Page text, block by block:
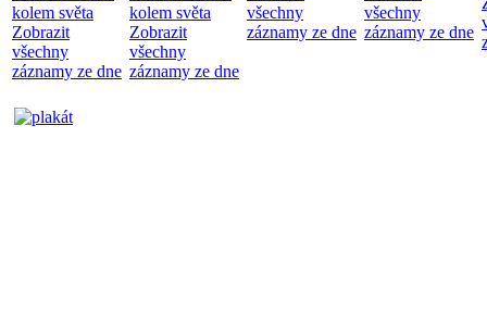
kolem světa
Zobrazit
všechny
záznamy ze dne
kolem světa
Zobrazit
všechny
záznamy ze dne
všechny
záznamy ze dne
všechny
záznamy ze dne